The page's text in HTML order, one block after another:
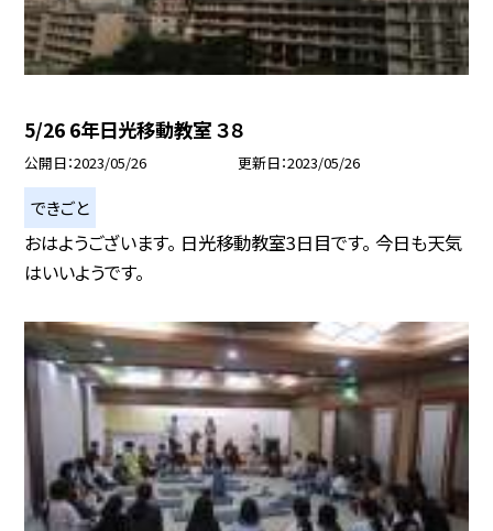
5/26 6年日光移動教室 ３８
公開日 2023/05/26 更新日 2023/05/26
できごと
おはようございます。 日光移動教室3日目です。 今日も天気
はいいようです。